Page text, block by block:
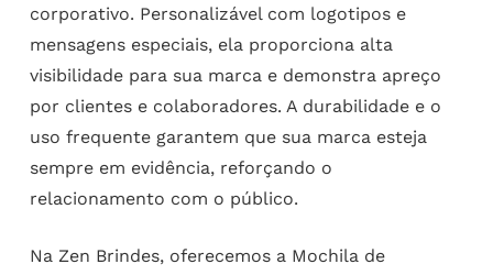
corporativo. Personalizável com logotipos e
mensagens especiais, ela proporciona alta
visibilidade para sua marca e demonstra apreço
por clientes e colaboradores. A durabilidade e o
uso frequente garantem que sua marca esteja
sempre em evidência, reforçando o
relacionamento com o público.
Na Zen Brindes, oferecemos a Mochila de